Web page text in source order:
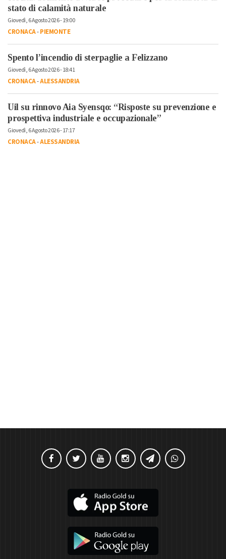
stato di calamità naturale
Giovedì, 6 Agosto 2026 - 19:00
CRONACA-PIEMONTE
Spento l’incendio di sterpaglie a Felizzano
Giovedì, 6 Agosto 2026 - 18:41
CRONACA-ALESSANDRIA
Uil su rinnovo Aia Syensqo: “Risposte su prevenzione e
prospettiva industriale e occupazionale”
Giovedì, 6 Agosto 2026 - 17:17
CRONACA-ALESSANDRIA